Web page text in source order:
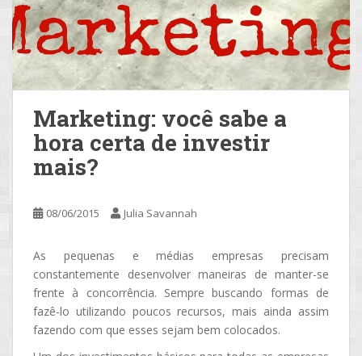
Marketing: você sabe a
hora certa de investir
mais?
08/06/2015 Julia Savannah
As pequenas e médias empresas precisam
constantemente desenvolver maneiras de manter-se
frente à concorrência. Sempre buscando formas de
fazê-lo utilizando poucos recursos, mais ainda assim
fazendo com que esses sejam bem colocados.